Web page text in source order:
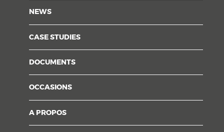
NEWS
CASE STUDIES
DOCUMENTS
OCCASIONS
A PROPOS